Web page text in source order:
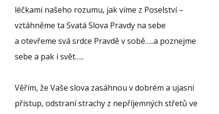
léčkami našeho rozumu, jak víme z Poselství –
vztáhněme ta Svatá Slova Pravdy na sebe
a otevřeme svá srdce Pravdě v sobě…..a poznejme
sebe a pak i svět…..
Věřím, že Vaše slova zasáhnou v dobrém a ujasní
přístup, odstraní strachy z nepříjemných střetů ve